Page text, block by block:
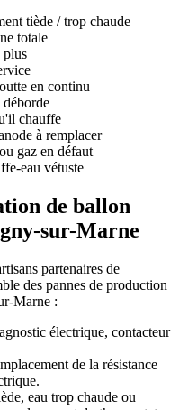
tiède / trop chaude
totale
plus
en continu
chauffe
à remplacer
gaz en défaut
eau vétuste
de ballon
sur-Marne
partenaires de
des pannes de production
Marne :
électrique, contacteur
de la résistance
eau trop chaude ou